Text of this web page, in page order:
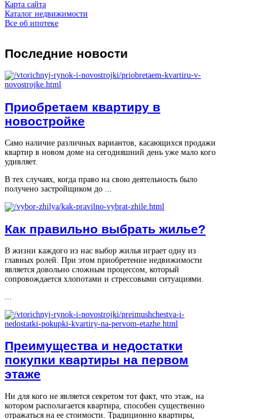
Карта сайта
Каталог недвижимости
Все об ипотеке
Последние новости
Приобретаем квартиру в
новостройке
Само наличие различных вариантов, касающихся продажи
квартир в новом доме на сегодняшний день уже мало кого
удивляет.
В тех случаях, когда право на свою деятельность было
получено застройщиком до ...
Как правильно выбрать жилье?
В жизни каждого из нас выбор жилья играет одну из
главных ролей. При этом приобретение недвижимости
является довольно сложным процессом, который
сопровождается хлопотами и стрессовыми ситуациями.
...
Преимущества и недостатки
покупки квартиры на первом
этаже
Ни для кого не является секретом тот факт, что этаж, на
котором располагается квартира, способен существенно
отражаться на ее стоимости. Традиционно квартиры,